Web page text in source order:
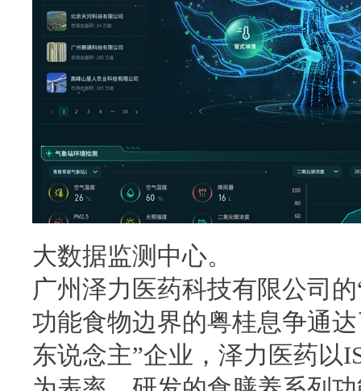
大数据监测中心。
广州泽力医药科技有限公司
功能食物边界的粤桂息争通
东说念主”企业，泽力医药以